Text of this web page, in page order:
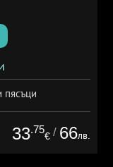
пясъци
33.75
€ / 66лв.